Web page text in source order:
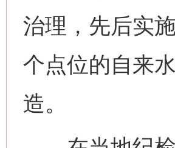
治理，先后实
个点位的自来
造。